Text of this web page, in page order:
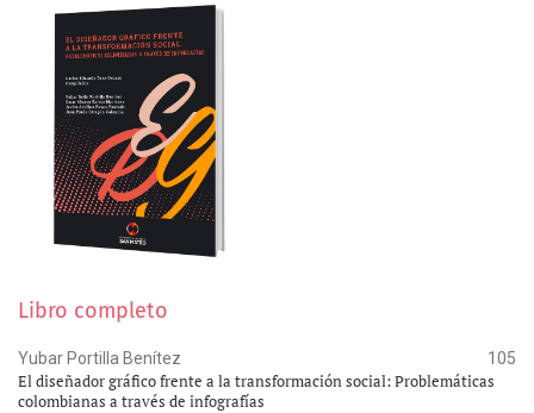
Libro completo
Yubar Portilla Benítez 105
El diseñador gráfico frente a la transformación social: Problemáticas
colombianas a través de infografías